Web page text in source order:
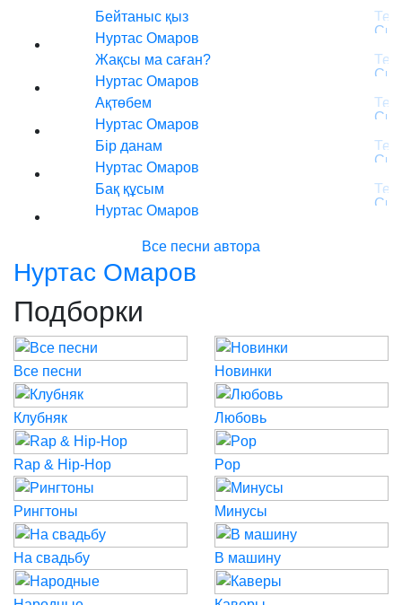
Бейтаныс қыз
Нуртас Омаров
Жақсы ма саған?
Нуртас Омаров
Ақтөбем
Нуртас Омаров
Бір данам
Нуртас Омаров
Бақ құсым
Нуртас Омаров
Все песни автора
Нуртас Омаров
Подборки
Все песни Новинки
Клубняк Любовь
Rap & Hip-Hop Pop
Рингтоны Минусы
На свадьбу В машину